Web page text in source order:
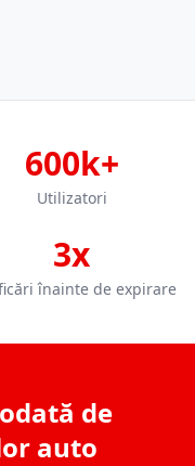
600k+
Utilizatori
3x
înainte de expirare
de
auto